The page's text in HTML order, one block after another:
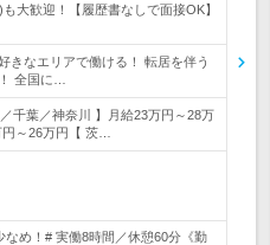
大歓迎！【履歴書なしで面接OK】
きなエリアで働ける！ 転居を伴う
全国に…
千葉／神奈川 】月給23万円～28万
～26万円【 茨…
め！# 実働8時間／休憩60分《勤